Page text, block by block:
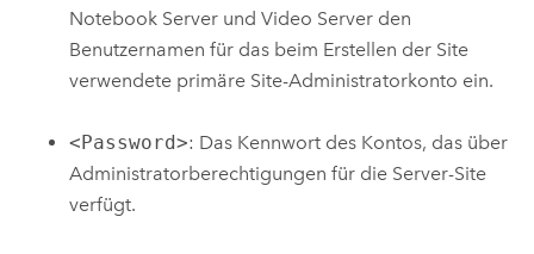
Notebook Server undVideo Server den
Benutzernamen für das beim Erstellen der Site
verwendete primäre Site-Administratorkonto ein.
<Password>: Das Kennwort des Kontos, das über
Administratorberechtigungen für die Server-Site
verfügt.